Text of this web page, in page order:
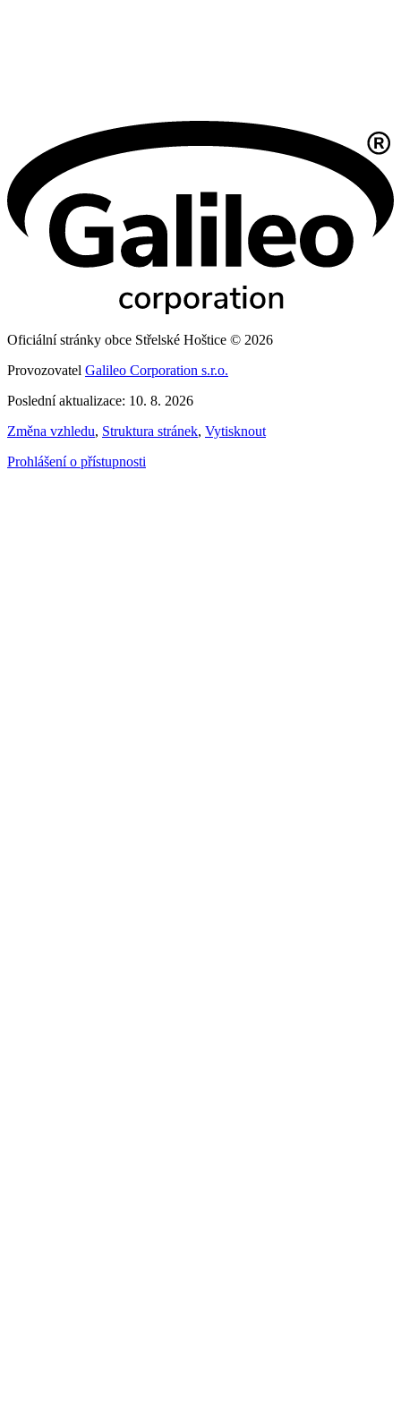
Oficiální stránky obce Střelské Hoštice © 2026
Provozovatel Galileo Corporation s.r.o.
Poslední aktualizace: 10. 8. 2026
Změna vzhledu, Struktura stránek, Vytisknout
Prohlášení o přístupnosti